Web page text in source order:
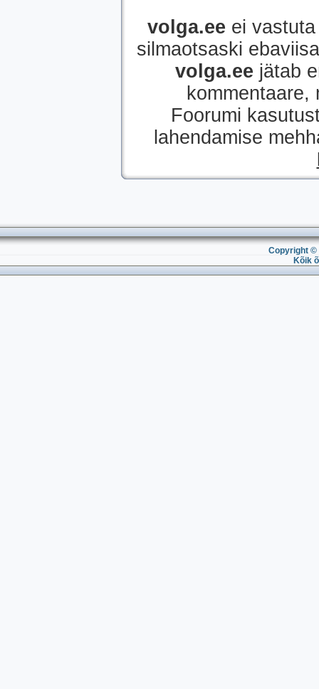
volga.ee ei
silmaotsaski
volga.ee jätab
Foorumi
lahendamise
Copyright ©
Kõik